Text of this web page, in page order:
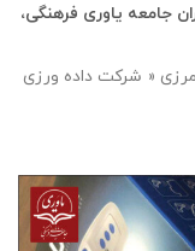
جامعه یاوری فرهنگی،
مرزی « شرکت داده ورزی